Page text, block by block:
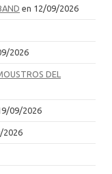
en 12/09/2026
2026
DEL
09/2026
2026